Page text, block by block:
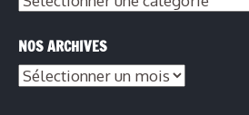
NOS ARCHIVES